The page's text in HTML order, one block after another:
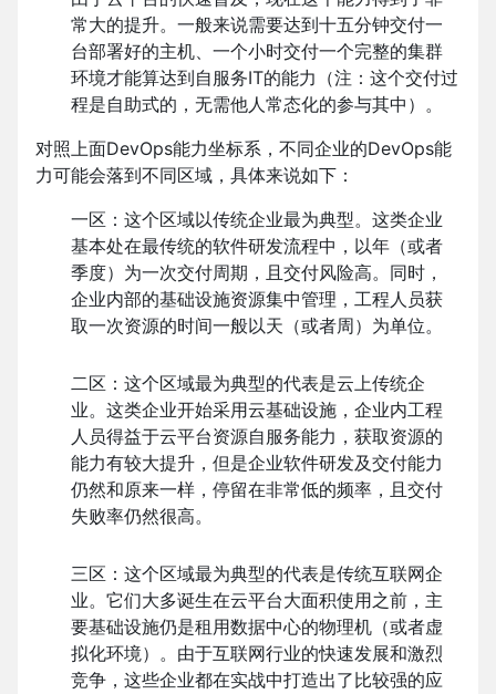
常大的提升。一般来说需要达到十五分钟交付一
台部署好的主机、一个小时交付一个完整的集群
环境才能算达到自服务IT的能力（注：这个交付过
程是自助式的，无需他人常态化的参与其中）。
对照上面DevOps能力坐标系，不同企业的DevOps能
力可能会落到不同区域，具体来说如下：
一区：这个区域以传统企业最为典型。这类企业
基本处在最传统的软件研发流程中，以年（或者
季度）为一次交付周期，且交付风险高。同时，
企业内部的基础设施资源集中管理，工程人员获
取一次资源的时间一般以天（或者周）为单位。
二区：这个区域最为典型的代表是云上传统企
业。这类企业开始采用云基础设施，企业内工程
人员得益于云平台资源自服务能力，获取资源的
能力有较大提升，但是企业软件研发及交付能力
仍然和原来一样，停留在非常低的频率，且交付
失败率仍然很高。
三区：这个区域最为典型的代表是传统互联网企
业。它们大多诞生在云平台大面积使用之前，主
要基础设施仍是租用数据中心的物理机（或者虚
拟化环境）。由于互联网行业的快速发展和激烈
竞争，这些企业都在实战中打造出了比较强的应